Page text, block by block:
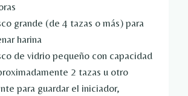
grande (de 4 tazas o más) para
harina
de vidrio pequeño con capacidad
2 tazas u otro
para guardar el iniciador,